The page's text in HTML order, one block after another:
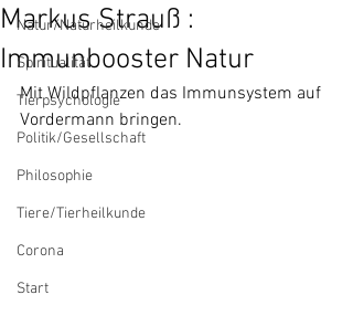
Natur/Naturheilkunde
Spiritualität
Tierpsychologie
Politik/Gesellschaft
Philosophie
Tiere/Tierheilkunde
Corona
Start
Markus Strauß :
Immunbooster Natur
Mit Wildpflanzen das Immunsystem auf
Vordermann bringen.